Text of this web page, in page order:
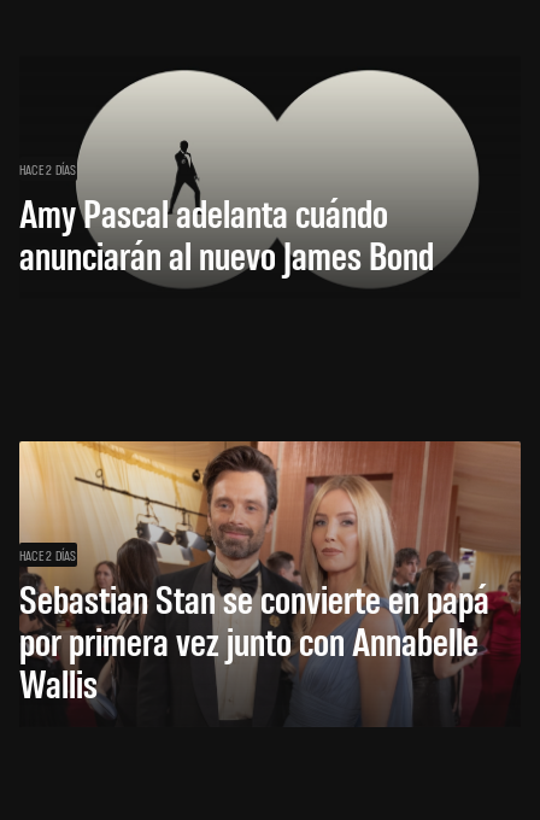
HACE 2 DÍAS
Amy Pascal adelanta cuándo
anunciarán al nuevo James Bond
HACE 2 DÍAS
Sebastian Stan se convierte en papá
por primera vez junto con Annabelle
Wallis